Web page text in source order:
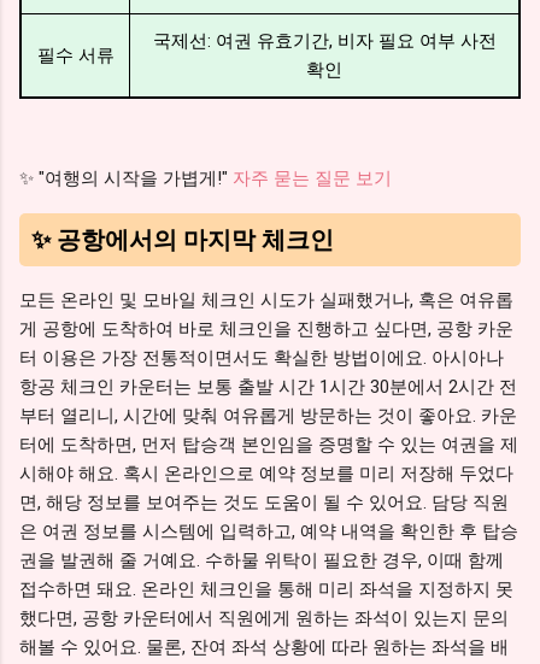
필수 서류
국제선: 여권 유효기간, 비자 필요 여부 사전
확인
✨ "여행의 시작을 가볍게!" 자주 묻는 질문 보기
✨ 공항에서의 마지막 체크인
모든 온라인 및 모바일 체크인 시도가 실패했거나, 혹은 여유롭
게 공항에 도착하여 바로 체크인을 진행하고 싶다면, 공항 카운
터 이용은 가장 전통적이면서도 확실한 방법이에요. 아시아나
항공 체크인 카운터는 보통 출발 시간 1시간 30분에서 2시간 전
부터 열리니, 시간에 맞춰 여유롭게 방문하는 것이 좋아요. 카운
터에 도착하면, 먼저 탑승객 본인임을 증명할 수 있는 여권을 제
시해야 해요. 혹시 온라인으로 예약 정보를 미리 저장해 두었다
면, 해당 정보를 보여주는 것도 도움이 될 수 있어요. 담당 직원
은 여권 정보를 시스템에 입력하고, 예약 내역을 확인한 후 탑승
권을 발권해 줄 거예요. 수하물 위탁이 필요한 경우, 이때 함께
접수하면 돼요. 온라인 체크인을 통해 미리 좌석을 지정하지 못
했다면, 공항 카운터에서 직원에게 원하는 좌석이 있는지 문의
해볼 수 있어요. 물론, 잔여 좌석 상황에 따라 원하는 좌석을 배